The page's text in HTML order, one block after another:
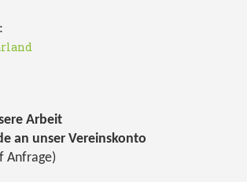
Arbeit
an unser Vereinskonto
Anfrage)